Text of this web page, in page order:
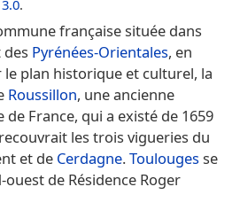
3.0.
française située dans
Pyrénées-Orientales, en
le plan historique et culturel, la
Roussillon, une ancienne
France, qui a existé de 1659
les trois vigueries du
et de Cerdagne.Toulougesse
de Résidence Roger